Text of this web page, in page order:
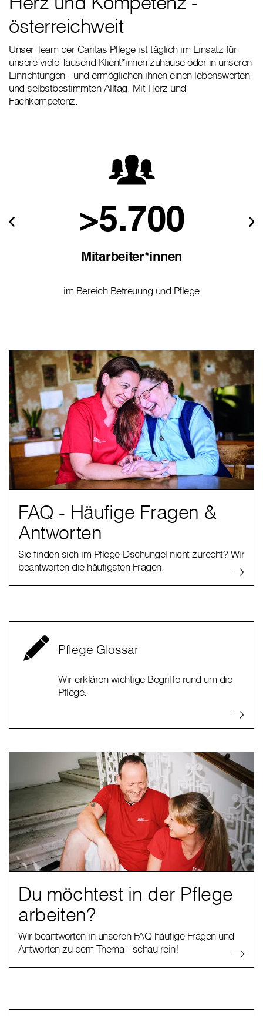
österreichweit
Unser Team der Caritas Pflege ist täglich im Einsatz für
unsere viele Tausend Klient*innen zuhause oder in unseren
Einrichtungen - und ermöglichen ihnen einen lebenswerten
und selbstbestimmten Alltag. Mit Herz und
Fachkompetenz.
>5.700
Mitarbeiter*innen
im Bereich Betreuung und Pflege
FAQ - Häufige Fragen &
Antworten
Sie finden sich im Pflege-Dschungel nicht zurecht? Wir
beantworten die häufigsten Fragen.
Pflege Glossar
Wir erklären wichtige Begriffe rund um die
Pflege.
Du möchtest in der Pflege
arbeiten?
Wir beantworten in unseren FAQ häufige Fragen und
Antworten zu dem Thema - schau rein!